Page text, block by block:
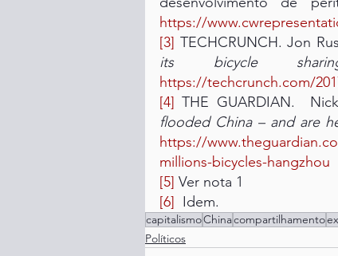
https://
[3] TECHCRUNCH. Jon
its bicycle
https://techcrunch.com/
[4] THE GUARDIAN.
flooded China – and are
https://
millions-bicycles-hangzhou
[5] Ver nota 1
[6]
  Idem.
capitalismoChinacompartilhamento
Políticos